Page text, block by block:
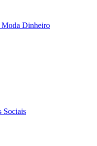
Moda Dinheiro
Sociais